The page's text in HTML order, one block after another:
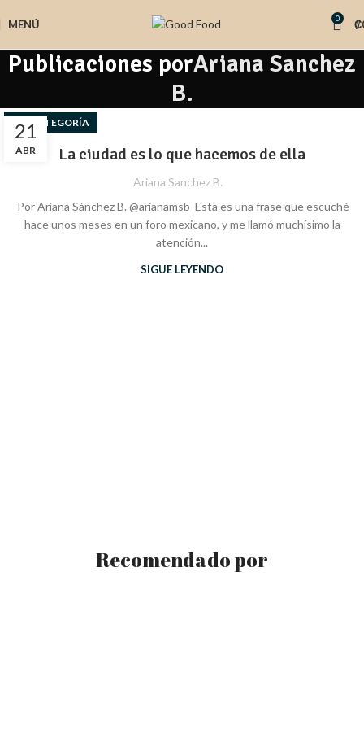
MENÚ 0 ₡
Publicaciones porAriana Sanchez
B.
21
ABR
SIN CATEGORÍA
La ciudad es lo que hacemos de ella
Ariana Sanchez B.
Por Ariana Sánchez B. @arianamsb Esta es una frase que escuché
hace unos meses en un foro mexicano, y me llamó muchísimo la
atención...
SIGUE LEYENDO
Recomendado por